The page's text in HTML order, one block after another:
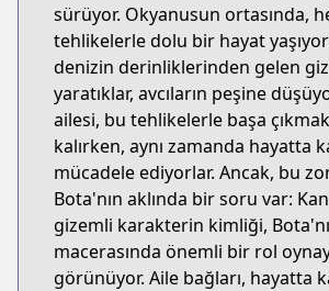
sürüyor. Okyanusun ortasında,
tehlikelerle dolu bir hayat
denizin derinliklerinden gelen
yaratıklar, avcıların peşine
ailesi, bu tehlikelerle başa
kalırken, aynı zamanda hayatta
mücadele ediyorlar. Ancak, bu
Bota'nın aklında bir soru var:
gizemli karakterin kimliği,
macerasında önemli bir rol
görünüyor. Aile bağları, hayatta